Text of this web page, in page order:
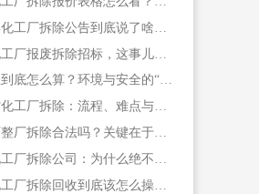
武侯化工厂报废拆除招标，这事儿到底值不值得干？
这笔账到底怎么算？环境与安全的“硬道理”
江西省化工厂拆除：流程、难点与安全环保全解析
化工厂整厂拆除合法吗？关键在于是否走完这些“红线”程序
专业化工厂拆除公司：为什么绝不能找“野班子”？
嘉兴化工厂拆除回收到底该怎么操作？这5点必须盯死